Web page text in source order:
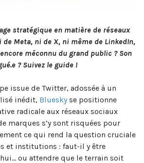
stratégique en matière de réseaux
Meta, ni de X, ni même de LinkedIn,
méconnu du grand public ? Son
? Suivez le guide !
issue de Twitter, adossée à un
inédit, Blueskyse positionne
radicale aux réseaux sociaux
marques s’y sont risquées pour
ce qui rend la question cruciale
et institutions : faut-il y être
ou attendre que le terrain soit